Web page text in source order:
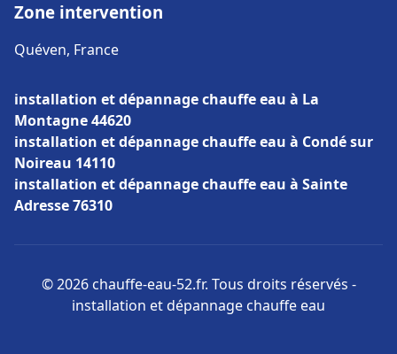
Zone intervention
Quéven, France
installation et dépannage chauffe eau à La
Montagne 44620
installation et dépannage chauffe eau à Condé sur
Noireau 14110
installation et dépannage chauffe eau à Sainte
Adresse 76310
© 2026 chauffe-eau-52.fr. Tous droits réservés -
installation et dépannage chauffe eau